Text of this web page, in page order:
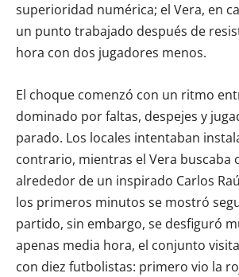
superioridad numérica; el Vera, en
un punto trabajado después de
hora con dos jugadores menos.
El choque comenzó con un ritmo
dominado por faltas, despejes y
parado. Los locales intentaban
contrario, mientras el Vera buscaba
alrededor de un inspirado Carlos
los primeros minutos se mostró
partido, sin embargo, se desfiguró
apenas media hora, el conjunto
con diez futbolistas: primero vio la